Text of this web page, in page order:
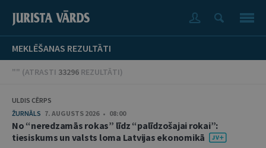
MEKLĒŠANAS REZULTĀTI
"" (ATRASTI 33296 REZULTĀTI)
ULDIS CĒRPS
ŽURNĀLS 7. AUGUSTS 2026 • 08:00
No “neredzamās rokas” līdz “palīdzošajai rokai”:
tiesiskums un valsts loma Latvijas ekonomikā